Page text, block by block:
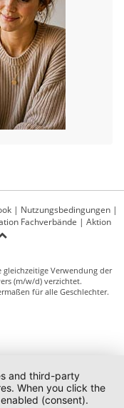
| Nutzungsbedingungen |
Fachverbände | Aktion
Verwendung der
(m/w/d) verzichtet.
für alle Geschlechter.
and third-party
When you click the
(consent).